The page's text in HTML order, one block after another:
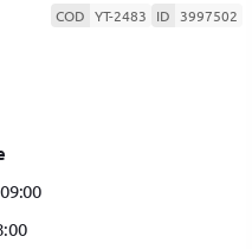
COD YT-2483 ID 3997502